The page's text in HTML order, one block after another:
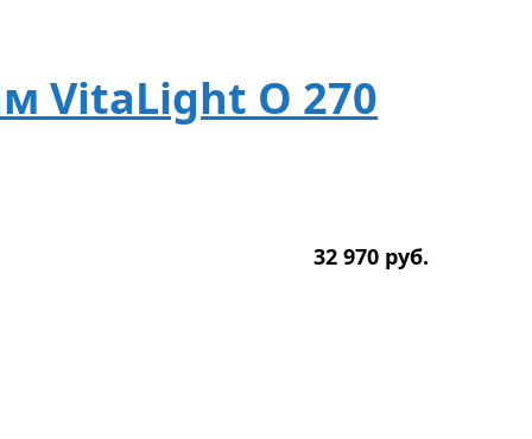
VitaLight O 270
32 970 руб.